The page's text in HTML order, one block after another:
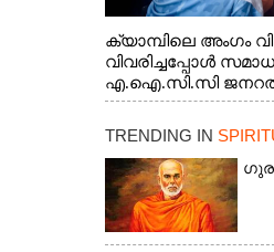
ക്യാമ്പിലെ അംഗം
വിവരിച്ചപ്പോൾ
എ.ഐ.സി.സി ജനറൽ
വേണുഗോപാൽ
എന്നിവർ
TRENDING IN